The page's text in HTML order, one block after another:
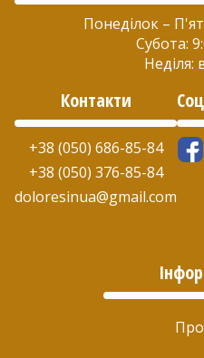
Понеділок –
Субота:
Неділя:
Контакти
+38 (050) 686-85-84
+38 (050) 376-85-84
doloresinua@gmail.com